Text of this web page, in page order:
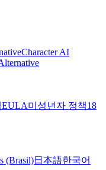
Character AI
EULA미성년자 정책18
(Brasil)日本語한국어